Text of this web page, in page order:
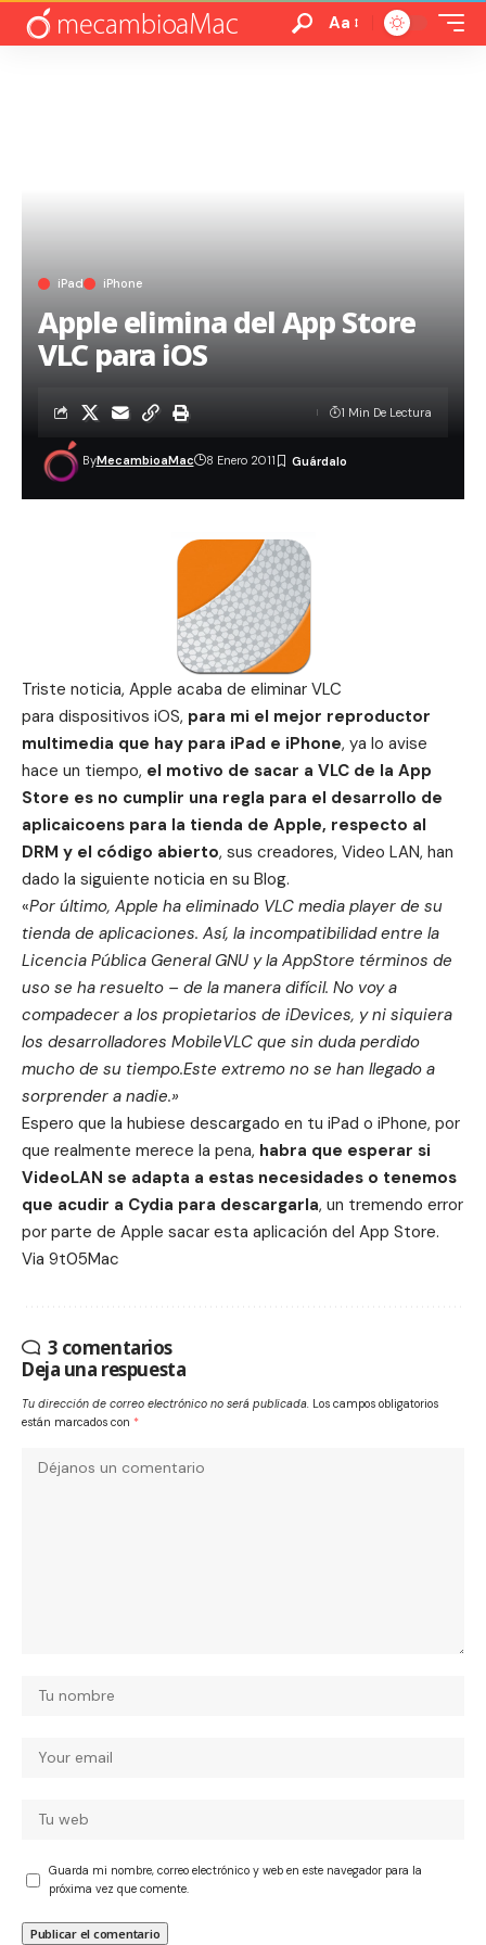
Aa
iPad iPhone
Apple elimina del App Store
VLC para iOS
ByMecambioaMac 8 Enero 2011
1 Min De Lectura
Triste noticia, Apple acaba de eliminar VLC
para dispositivos iOS, para mi el mejor reproductor
multimedia que hay para iPad e iPhone, ya lo avise
hace un tiempo, el motivo de sacar a VLC de la App
Store es no cumplir una regla para el desarrollo de
aplicaicoens para la tienda de Apple, respecto al
DRM y el código abierto, sus creadores, Video LAN, han
dado la siguiente noticia en su Blog.
«Por último, Apple ha eliminado VLC media player de su
tienda de aplicaciones. Así, la incompatibilidad entre la
Licencia Pública General GNU y la AppStore términos de
uso se ha resuelto – de la manera difícil. No voy a
compadecer a los propietarios de iDevices, y ni siquiera
los desarrolladores MobileVLC que sin duda perdido
mucho de su tiempo.Este extremo no se han llegado a
sorprender a nadie.»
Espero que la hubiese descargado en tu iPad o iPhone, por
que realmente merece la pena, habra que esperar si
VideoLAN se adapta a estas necesidades o tenemos
que acudir a Cydia para descargarla, un tremendo error
por parte de Apple sacar esta aplicación del App Store.
Via 9t05Mac
3 comentarios
Deja una respuesta
Tu dirección de correo electrónico no será publicada. Los campos obligatorios
están marcados con *
Guarda mi nombre, correo electrónico y web en este navegador para la
próxima vez que comente.